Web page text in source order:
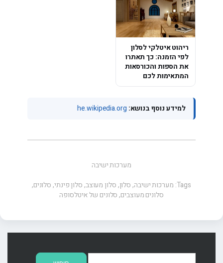
ריהוט איטלקי לסלון
לפי הזמנה: כך תאתרו
את הספות והכורסאות
המתאימות לכם
למידע נוסף בנושא: he.wikipedia.org
מערכות ישיבה
Tags: מערכות ישיבה,סלון,סלון מעוצב,סלון פינתי,סלונים,
סלונים מעוצבים,סלונים של איטלסופה
חיפוש: